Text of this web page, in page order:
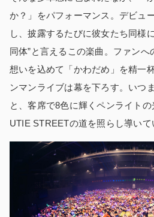
か？」をパフォーマンス。デビュ
し、披露するたびに彼女たち同様
同体”と言えるこの楽曲。ファン
想いを込めて「かわだめ」を精一
ンマンライブは幕を下ろす。いつ
と、客席で8色に輝くペンライト
UTIE STREETの道を照らし導いて